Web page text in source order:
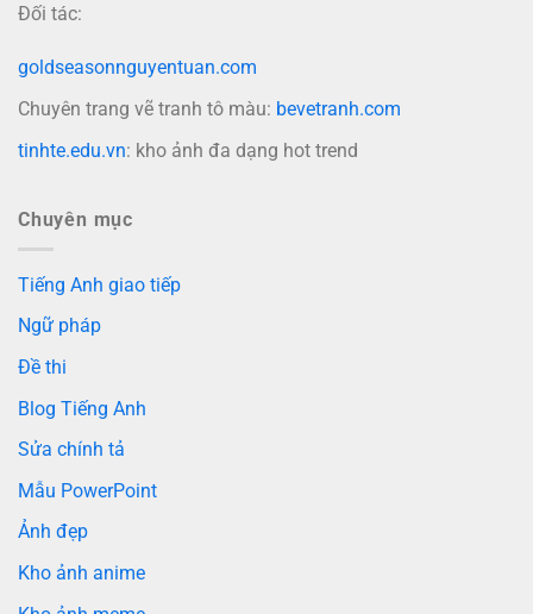
Đối tác:
goldseasonnguyentuan.com
Chuyên trang vẽ tranh tô màu: bevetranh.com
tinhte.edu.vn: kho ảnh đa dạng hot trend
Chuyên mục
Tiếng Anh giao tiếp
Ngữ pháp
Đề thi
Blog Tiếng Anh
Sửa chính tả
Mẫu PowerPoint
Ảnh đẹp
Kho ảnh anime